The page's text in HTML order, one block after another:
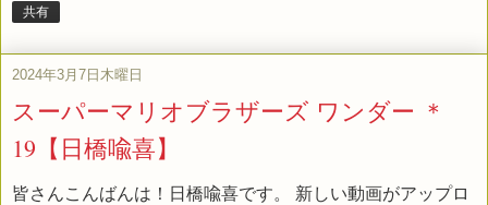
共有
2024年3月7日木曜日
スーパーマリオブラザーズ ワンダー ＊
19【日橋喩喜】
皆さんこんばんは！日橋喩喜です。 新しい動画がアップロ